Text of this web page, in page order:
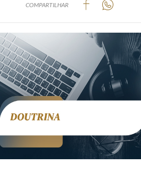
Encarregado
Produtos e
Zênite Fácil IA
Zênite Play
COMPARTILHAR